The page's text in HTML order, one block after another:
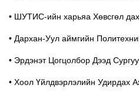
• ШУТИС-ийн харьяа Хөвсгөл
• Дархан-Уул аймгийн
• Эрдэнэт Цогцолбор Дээд
• Хоол Үйлдвэрлэлийн Удирдах